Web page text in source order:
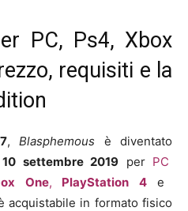
PC, Ps4, Xbox
requisiti e la
, Blasphemous è diventato
10 settembre2019 per PC
One, PlayStation 4e
acquistabile in formato fisico